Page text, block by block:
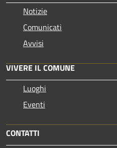
Notizie
Comunicati
Avvisi
VIVERE IL COMUNE
Luoghi
Eventi
CONTATTI